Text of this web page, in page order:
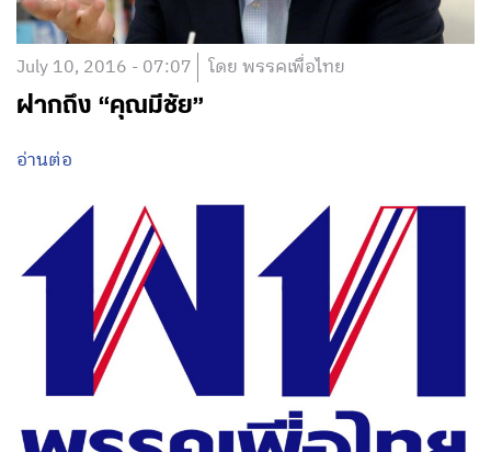
July 10, 2016 - 07:07 โดย พรรคเพื่อไทย
ฝากถึง “คุณมีชัย”
อ่านต่อ